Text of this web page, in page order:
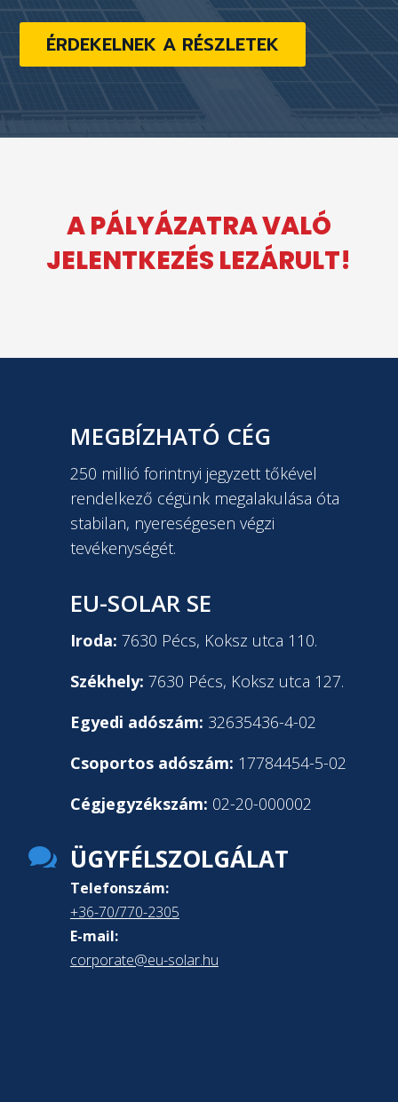
ÉRDEKELNEK A RÉSZLETEK
A PÁLYÁZATRA VALÓ
JELENTKEZÉS LEZÁRULT!
MEGBÍZHATÓ CÉG
250 millió forintnyi jegyzett tőkével
rendelkező cégünk megalakulása óta
stabilan, nyereségesen végzi
tevékenységét.
EU-SOLAR SE
Iroda: 7630 Pécs, Koksz utca 110.
Székhely: 7630 Pécs, Koksz utca 127.
Egyedi adószám: 32635436-4-02
Csoportos adószám: 17784454-5-02
Cégjegyzékszám: 02-20-000002
 ÜGYFÉLSZOLGÁLAT
Telefonszám:
+36-70/770-2305
E-mail:
corporate@eu-solar.hu